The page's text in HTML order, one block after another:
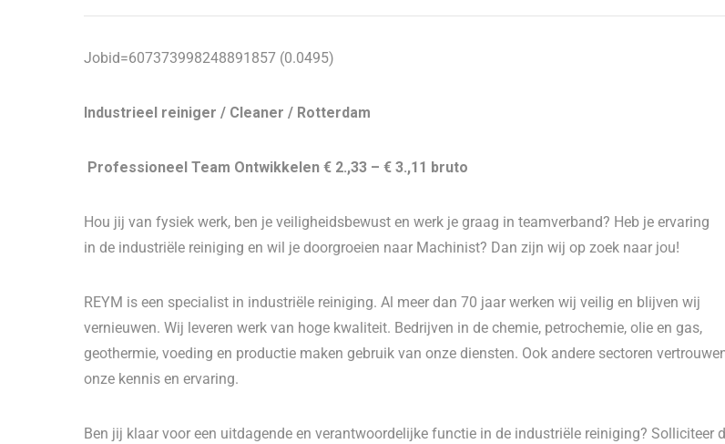
Jobid=607373998248891857 (0.0495)
Industrieel reiniger / Cleaner / Rotterdam
Professioneel Team Ontwikkelen € 2.,33 – € 3.,11 bruto
Hou jij van fysiek werk, ben je veiligheidsbewust en werk je graag in teamverband? Heb je ervaring
in de industriële reiniging en wil je doorgroeien naar Machinist? Dan zijn wij op zoek naar jou!
REYM is een specialist in industriële reiniging. Al meer dan 70 jaar werken wij veilig en blijven wij
vernieuwen. Wij leveren werk van hoge kwaliteit. Bedrijven in de chemie, petrochemie, olie en gas,
geothermie, voeding en productie maken gebruik van onze diensten. Ook andere sectoren
onze kennis en ervaring.
Ben jij klaar voor een uitdagende en verantwoordelijke functie in de industriële reiniging? Solliciteer